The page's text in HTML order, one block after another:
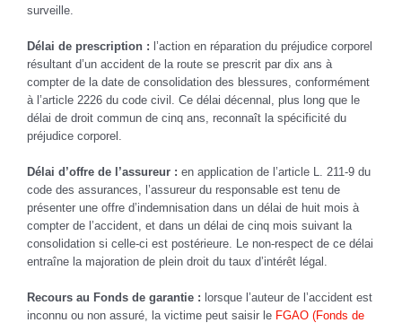
surveille.
Délai de prescription : l’action en réparation du préjudice corporel
résultant d’un accident de la route se prescrit par dix ans à
compter de la date de consolidation des blessures, conformément
à l’article 2226 du code civil. Ce délai décennal, plus long que le
délai de droit commun de cinq ans, reconnaît la spécificité du
préjudice corporel.
Délai d’offre de l’assureur : en application de l’article L. 211-9 du
code des assurances, l’assureur du responsable est tenu de
présenter une offre d’indemnisation dans un délai de huit mois à
compter de l’accident, et dans un délai de cinq mois suivant la
consolidation si celle-ci est postérieure. Le non-respect de ce délai
entraîne la majoration de plein droit du taux d’intérêt légal.
Recours au Fonds de garantie : lorsque l’auteur de l’accident est
inconnu ou non assuré, la victime peut saisir le FGAO (Fonds de